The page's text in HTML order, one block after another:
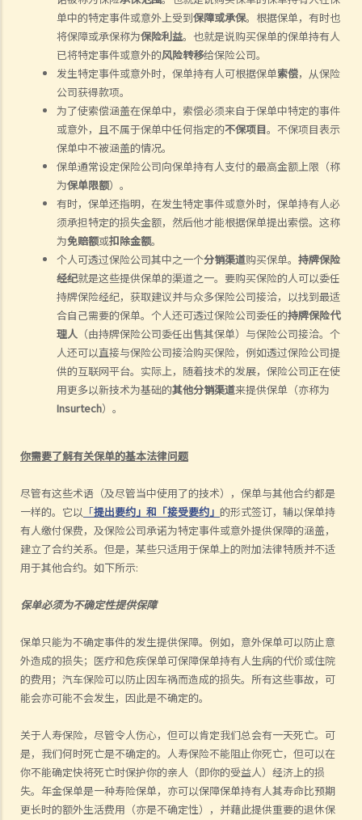
单中的特定事件或意外上受到保障或承保。根据保单，有时也
将保障或承保称为保险利益。也就是说购买保单的保单持有人
已将特定事件或意外的风险转移给保险公司。
发生特定事件或意外时，保单持有人可根据保单索偿，从保险
公司获得款项。
为了使索偿涵盖在保单中，索偿必须来自于保单中特定的事件
或意外，且不属于保单中任何指定的不保项目。不保项目表示
保单中不被涵盖的情况。
保单通常设定保险公司向保单持有人支付的最高金额上限（称
为保单限额）。
有时，保单还指明，在发生特定事件或意外时，保单持有人必
须承担特定的损失金额，然后他才能根据保单提出索偿。这称
为免赔额或扣除金额。
个人可透过保险公司其中之一个分销渠道购买保单。 持牌保险
经纪就是这些提供保单的渠道之一。要购买保险的人可以委任
持牌保险经纪， 获取建议并与众多保险公司接洽，以找到最适
合自己需要的保单。个人还可透过保险公司委任的持牌保险代
理人（由持牌保险公司委任出售其保单）与保险公司接洽。个
人还可以直接与保险公司接洽购买保险，例如透过保险公司提
供的互联网平台。实际上，随着技术的发展，保险公司正在使
用更多以新技术为基础的其他分销渠道来提供保单（亦称为
Insurtech）。
你需要了解有关保单的基本法律问题
尽管有这些术语（及尽管当中使用了的技术），保单与其他合约都是
一样的。它以 「提出要约」和「接受要约」 的形式签订，辅以保单持
有人缴付保费，及保险公司承诺为特定事件或意外提供保障的涵盖，
建立了合约关系。但是，某些只适用于保单上的附加法律特质并不适
用于其他合约。如下所示:
保单必须为不确定性提供保障
保单只能为不确定事件的发生提供保障。例如，意外保单可以防止意
外造成的损失；医疗和危疾保单可保障保单持有人生病的代价或住院
的费用； 汽车保险可以防止因车祸而造成的损失。所有这些事故，可
能会亦可能不会发生，因此是不确定的。
关于人寿保险，尽管令人伤心，但可以肯定我们总会有一天死亡。可
是，我们何时死亡是不确定的。人寿保险不能阻止你死亡，但可以在
你不能确定快将死亡时保护你的亲人（即你的受益人）经济上的损
失。年金保单是一种寿险保单，亦可以保障保单持有人其寿命比预期
更长时的额外生活费用（亦是不确定性），并藉此提供重要的退休保